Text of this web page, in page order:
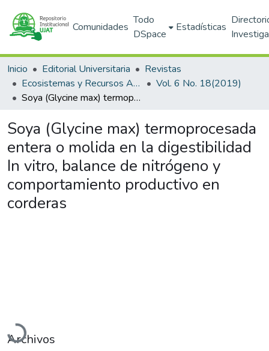
Comunidades
Todo
DSpace
Estadísticas
Inicio Editorial Universitaria
Revistas
Ecosistemas y Recursos Agropecuarios
Vol. 6 No. 18(2019)
Soya (Glycine max) termoprocesada entera o molida en la digestibilidad In vitro, balance de nitrógeno y comportamiento productivo en corderas
Soya (Glycine max) termoprocesada
entera o molida en la digestibilidad
In vitro, balance de nitrógeno y
comportamiento productivo en
corderas
Cargando...
Archivos